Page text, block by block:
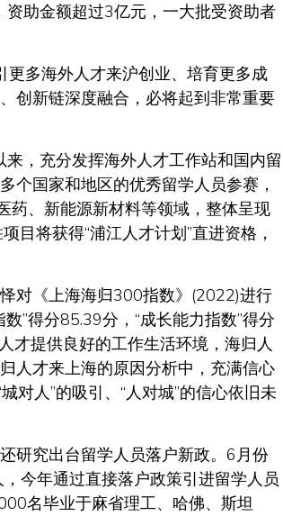
资助金额超过3亿元，一大批受资助者
多海外人才来沪创业、培育更多成
创新链深度融合，必将起到非常重要
，充分发挥海外人才工作站和国内留
个国家和地区的优秀留学人员参赛，
、新能源新材料等领域，整体呈现
目将获得“浦江人才计划”直进资格，
对《上海海归300指数》(2022)进行
”得分85.39分，“成长能力指数”得分
才提供良好的工作生活环境，海归人
人才来上海的原因分析中，充满信心
对人”的吸引、“人对城”的信心依旧未
究出台留学人员落户新政。6月份
今年通过直接落户政策引进留学人员
名毕业于麻省理工、哈佛、斯坦